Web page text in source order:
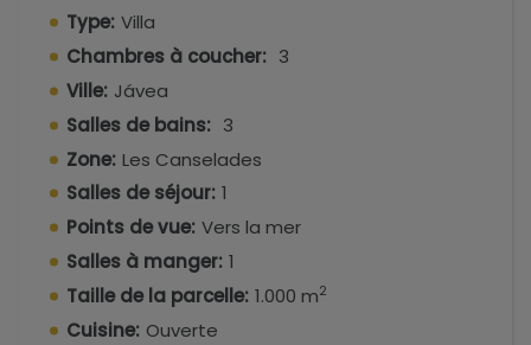
bains privative, y compris la chambre principale
avec accès à celle-ci. À l’extérieur, dans le jardin
Type: Villa
Chambres à coucher: 3
Ville: Jávea
Salles de bains: 3
Zone: Les Canselades
Salles de séjour: 1
Points de vue: Vers la mer
Salles à manger: 1
Taille de la parcelle: 1.000 m2
Cuisine: Ouverte